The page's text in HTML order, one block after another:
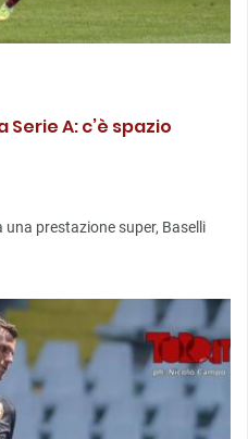
Serie A: c’è spazio
una prestazione super, Baselli